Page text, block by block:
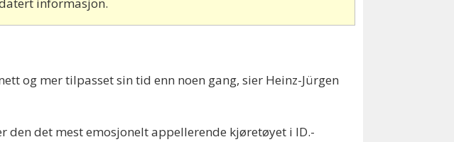
og mer tilpasset sin tid enn noen gang, sier Heinz-Jürgen
den det mest emosjonelt appellerende kjøretøyet i ID.-